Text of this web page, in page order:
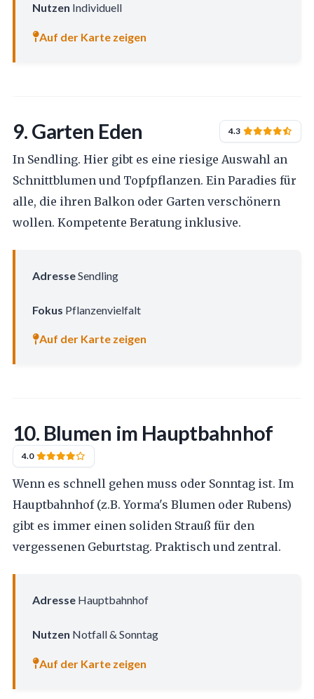
Nutzen Individuell
Auf der Karte zeigen
9. Garten Eden 4.3
In Sendling. Hier gibt es eine riesige Auswahl an
Schnittblumen und Topfpflanzen. Ein Paradies für
alle, die ihren Balkon oder Garten verschönern
wollen. Kompetente Beratung inklusive.
AdresseSendling
Fokus Pflanzenvielfalt
Auf der Karte zeigen
10. Blumen im Hauptbahnhof
4.0
Wenn es schnell gehen muss oder Sonntag ist. Im
Hauptbahnhof (z.B. Yorma's Blumen oder Rubens)
gibt es immer einen soliden Strauß für den
vergessenen Geburtstag. Praktisch und zentral.
AdresseHauptbahnhof
Nutzen Notfall & Sonntag
Auf der Karte zeigen